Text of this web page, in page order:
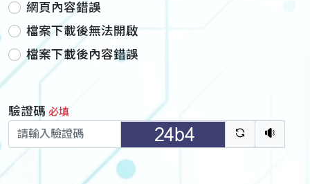
網頁內容錯誤
檔案下載後無法開啟
檔案下載後內容錯誤
驗證碼 必填
驗證碼重新
聽語